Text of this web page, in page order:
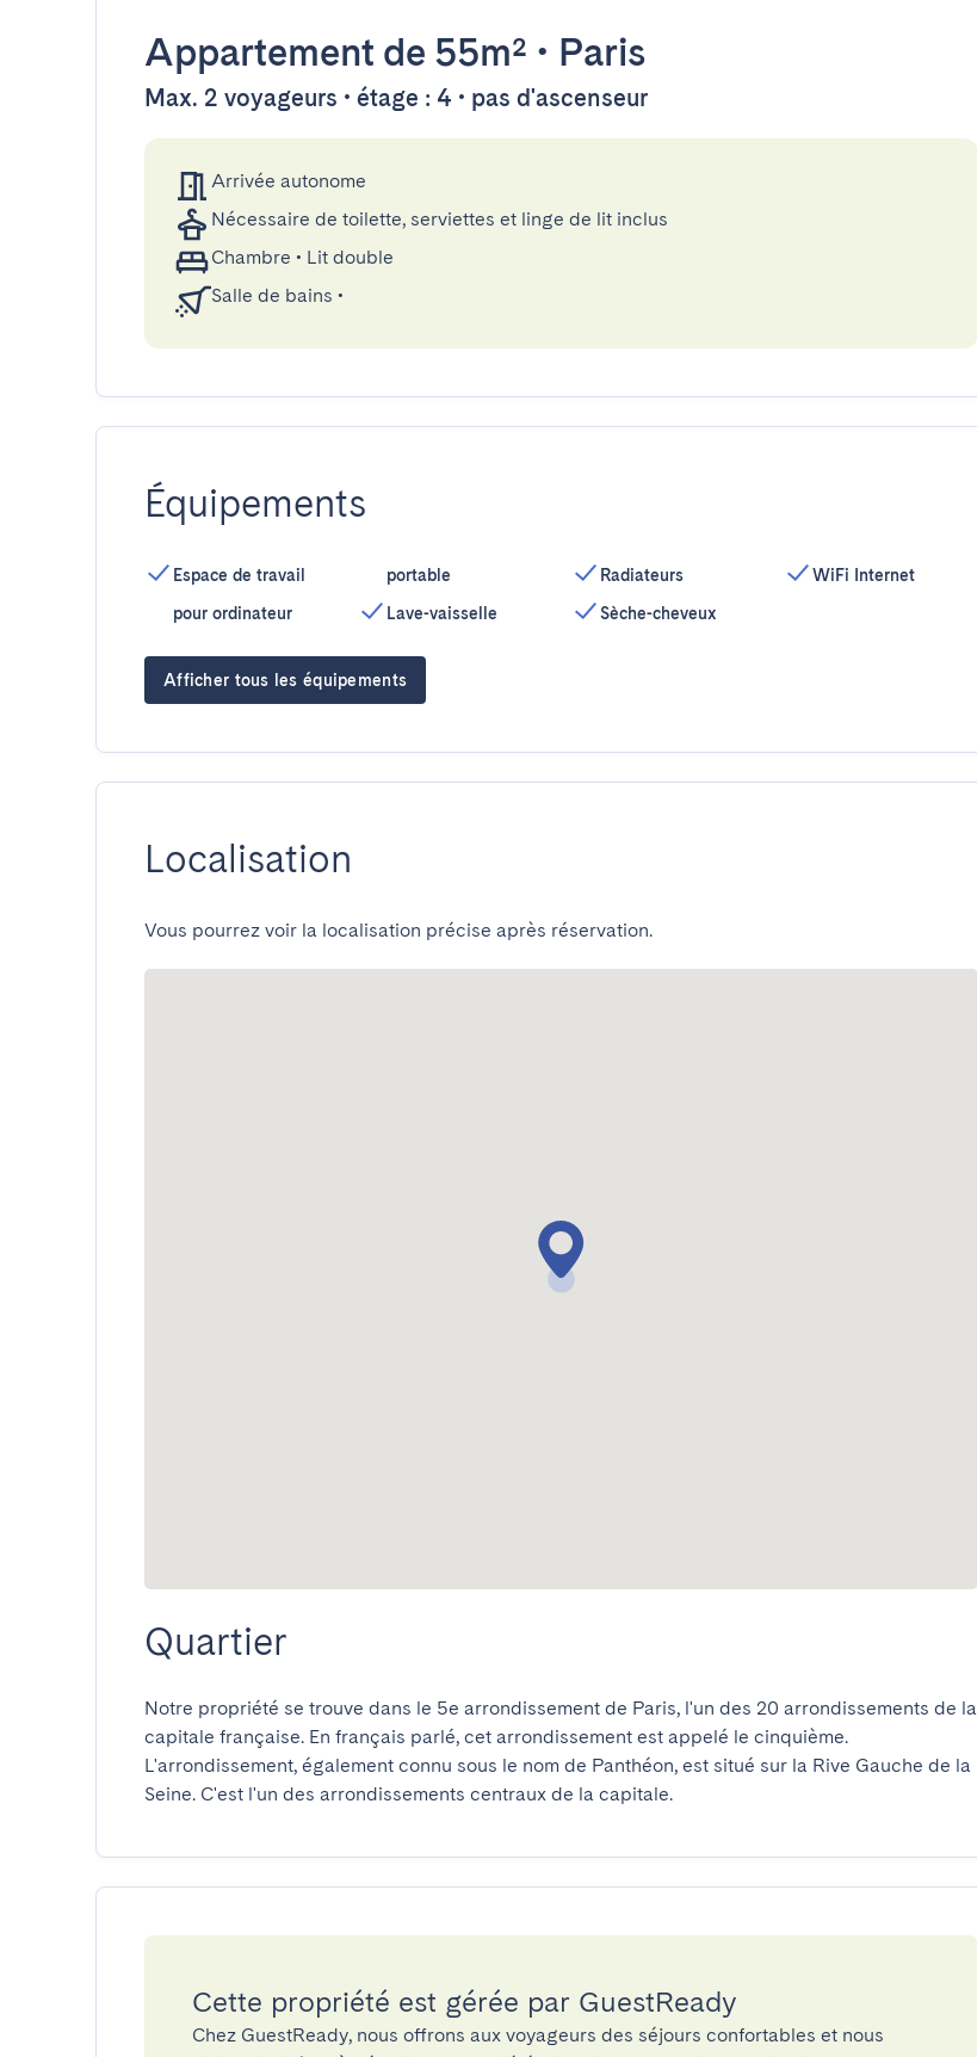
Appartement de 55m² • Paris
Max. 2 voyageurs • étage : 4 • pas d'ascenseur
Arrivée autonome
Nécessaire de toilette, serviettes et linge de lit inclus
Chambre • Lit double
Salle de bains •
Équipements
Espace de travail
pour ordinateur
portable
Lave-vaisselle
Radiateurs
Sèche-cheveux
WiFi Internet
Afficher tous les équipements
Localisation
Vous pourrez voir la localisation précise après réservation.
Quartier
Notre propriété se trouve dans le 5e arrondissement de Paris, l'un des 20 arrondissements de la
capitale française. En français parlé, cet arrondissement est appelé le cinquième.
L'arrondissement, également connu sous le nom de Panthéon, est situé sur la Rive Gauche de la
Seine. C'est l'un des arrondissements centraux de la capitale.
Cette propriété est gérée par GuestReady
Chez GuestReady, nous offrons aux voyageurs des séjours confortables et nous